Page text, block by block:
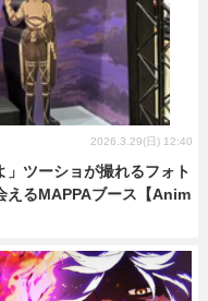
」ツーショが撮れるフォト
えるMAPPAブース【Anim
2026.3.29(日) 12:40